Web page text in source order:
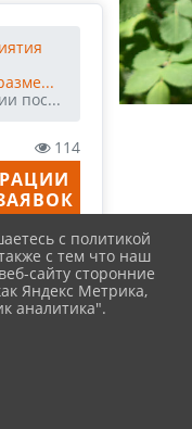
пос...
114
с политикой
с тем что наш
сайту сторонние
Яндекс Метрика,
аналитика".